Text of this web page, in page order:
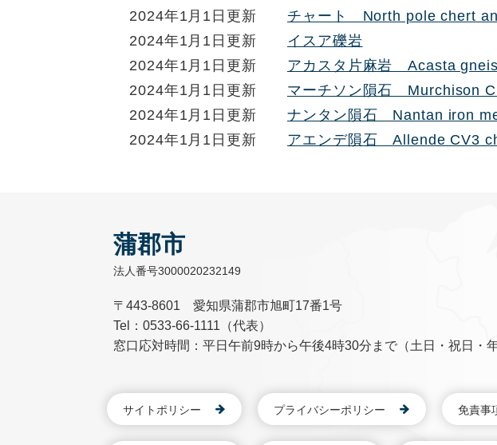
2024年1月1日更新
チャート North pole chert
2024年1月1日更新
イスア礫岩
2024年1月1日更新
アカスタ片麻岩 Acasta
2024年1月1日更新
マーチソン隕石 Murchison
2024年1月1日更新
ナンタン隕石 Nantan iron
2024年1月1日更新
アエンデ隕石 Allende CV3
蒲郡市
法人番号3000020232149
〒443-8601 愛知県蒲郡市旭町17番1号
Tel：0533-66-1111（代表）
窓口応対時間：平日午前9時から午後4時30分まで（土日・祝日・
サイトポリシー プライバシーポリシー 免責事